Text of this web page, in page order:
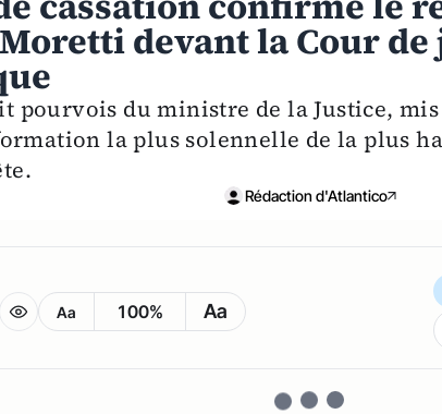
devant la Cour de
pourvois du ministre de la Justice,
la plus solennelle de la plus
Rédaction d'Atlantico
Aa 100% Aa